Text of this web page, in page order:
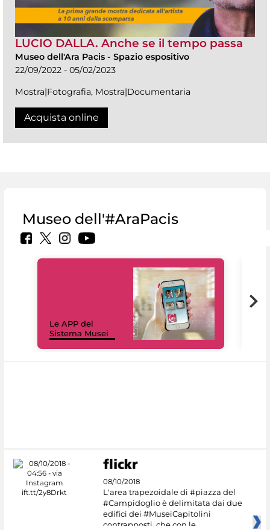
LUCIO DALLA. Anche se il tempo passa
Museo dell'Ara Pacis - Spazio espositivo
22/09/2022 - 05/02/2023
Mostra|Fotografia, Mostra|Documentaria
Acquista online
Museo dell'#AraPacis
Le APP del
Sistema Musei
08/10/2018
L'area trapezoidale di #piazza del
#Campidoglio è delimitata dai due
edifici dei #MuseiCapitolini
contrapposti, che con le